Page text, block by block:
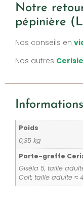
Notre
pépinière
Nos conseils en
Nos autres
Poids
0,35 kg
Porte-greffe
Giséla 5, taille
Colt, taille adulte ≈